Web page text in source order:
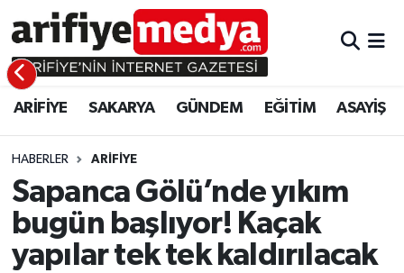
ARİFİYE SAKARYA GÜNDEM EĞİTİM ASAYİŞ
HABERLER ARİFİYE
Sapanca Gölü’nde yıkım
bugün başlıyor! Kaçak
yapılar tek tek kaldırılacak
ARİFİYE
SAKARYA
GÜNDEM
EĞİTİM
ASAYİŞ
ARİFİYE
GÜNDEM
EĞİTİM
EKONOMİ
ASAYİŞ
Sakarya Hava Durumu
Sakarya Namaz Vakitleri
Sakarya Trafik Yoğunluk Haritası
Süper Lig Puan Durumu ve Fikstür
Tüm Manşetler